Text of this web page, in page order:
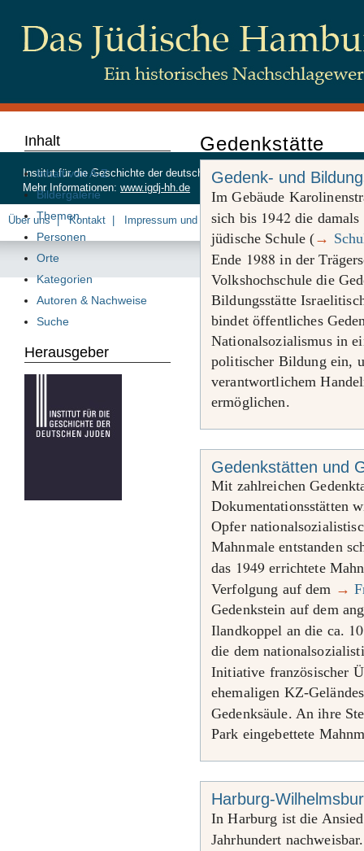
Gedenkstätte
Gedenk- und
Im Gebäude
sich bis 1942die damals
jüdische Schule (→
Ende 1988 in der
Volkshochschule die
Bildungsstätte
bindet öffentliches
Nationalsozialismus in
politischer Bildung ein,
verantwortlichem
ermöglichen.
Gedenkstätten und
Mit zahlreichen
Dokumentationsstätten
Opfer
Mahnmale entstanden
das 1949 errichtete
Verfolgung auf dem →
Gedenkstein auf dem
Ilandkoppel an die ca. 10
die dem
Initiative französischer
ehemaligen KZ-
Gedenksäule. An ihre
Park eingebettete
Harburg-
In Harburg ist die
Jahrhundert
Inhalt
Inhalt von A-Z
Bildergalerie
Themen
Personen
Orte
Kategorien
Autoren & Nachweise
Suche
Herausgeber
Institut für die Geschichte der deutschen Juden, Beim Schlump 83,
Mehr Informationen: www.igdj-hh.de
Über uns Kontakt Impressum und Datenschutz